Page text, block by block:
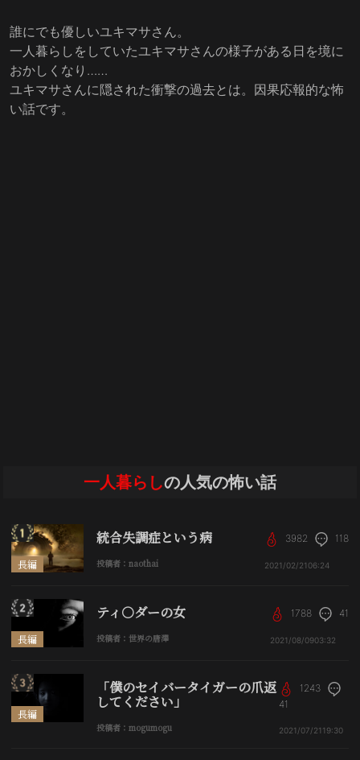
誰にでも優しいユキマサさん。
一人暮らしをしていたユキマサさんの様子がある日を境に
おかしくなり……
ユキマサさんに隠された衝撃の過去とは。因果応報的な怖
い話です。
一人暮らしの人気の怖い話
長編
統合失調症という病
投稿者：naothai
3982 118
2021/02/21 06:24
長編
ティ○ダーの女
投稿者：世界の唐澤
1788 41
2021/08/0903:32
長編
「僕のセイバータイガーの爪返
してください」
投稿者：mogumogu
1243
41
2021/07/21 19:30